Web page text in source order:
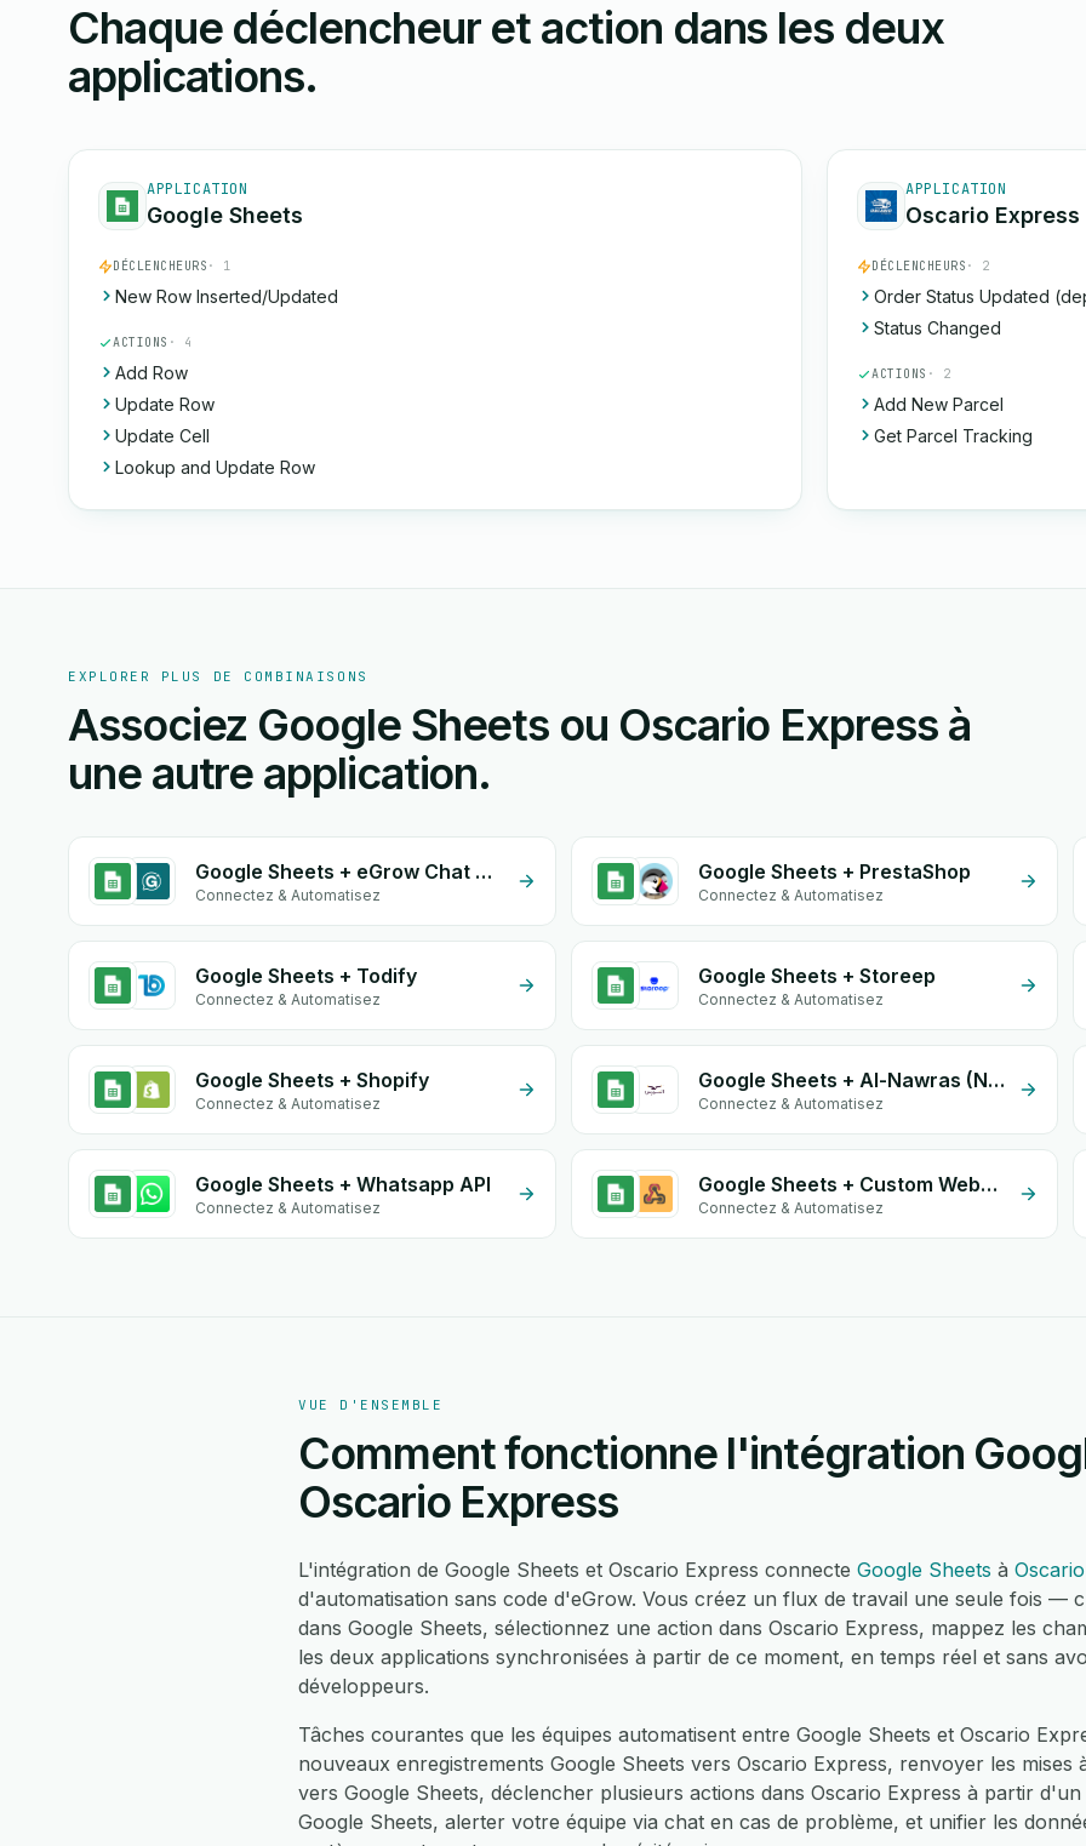
Chaque déclencheur et action dans les deux
applications.
APPLICATION
Google Sheets
DÉCLENCHEURS · 1
New Row Inserted/Updated
ACTIONS · 4
Add Row
Update Row
Update Cell
Lookup and Update Row
APPLICATION
Oscario Express
DÉCLENCHEURS · 2
Order Status Updated
Status Changed
ACTIONS · 2
Add New Parcel
Get Parcel Tracking
EXPLORER PLUS DE COMBINAISONS
Associez Google Sheets ou Oscario Express à
une autre application.
Google Sheets + eGrow Chat Widget
Connectez & Automatisez
Google Sheets + PrestaShop
Connectez & Automatisez
Google Sheets + Todify
Connectez & Automatisez
Google Sheets + Storeep
Connectez & Automatisez
Google Sheets + Shopify
Connectez & Automatisez
Google Sheets + Al-Nawras (Nawris)
Connectez & Automatisez
Google Sheets + Whatsapp API
Connectez & Automatisez
Google Sheets + Custom Webhook
Connectez & Automatisez
VUE D'ENSEMBLE
Comment fonctionne l'intégration
Oscario Express
L'intégration de Google Sheets et Oscario Express connecte Google Sheets à
d'automatisation sans code d'eGrow. Vous créez un flux de travail une seule fois —
dans Google Sheets, sélectionnez une action dans Oscario Express, mappez les
les deux applications synchronisées à partir de ce moment, en temps réel et sans
développeurs.
Tâches courantes que les équipes automatisent entre Google Sheets et Oscario
nouveaux enregistrements Google Sheets vers Oscario Express, renvoyer les mises
vers Google Sheets, déclencher plusieurs actions dans Oscario Express à partir
Google Sheets, alerter votre équipe via chat en cas de problème, et unifier les